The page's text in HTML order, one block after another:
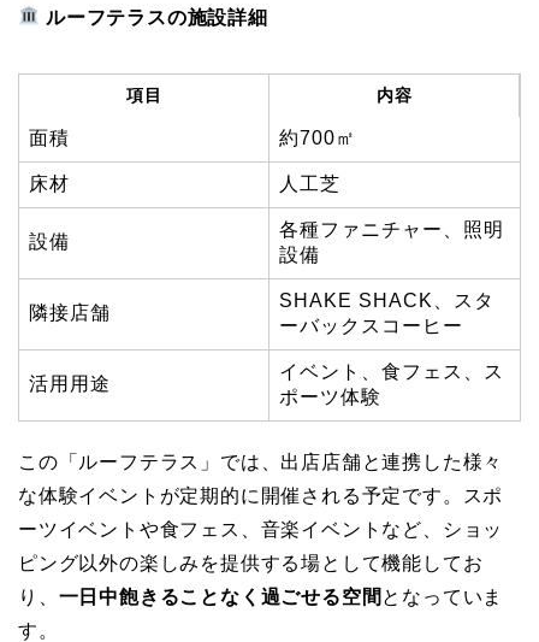
ルーフテラスの施設詳細
項目 内容
面積 約700㎡
床材 人工芝
設備
各種ファニチャー、照明
設備
隣接店舗
SHAKE SHACK、スタ
ーバックスコーヒー
活用用途
イベント、食フェス、ス
ポーツ体験
この「ルーフテラス」では、出店店舗と連携した様々
な体験イベントが定期的に開催される予定です。スポ
ーツイベントや食フェス、音楽イベントなど、ショッ
ピング以外の楽しみを提供する場として機能してお
り、 一日中飽きることなく過ごせる空間 となっていま
す。